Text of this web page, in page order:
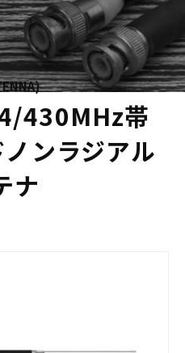
430MHz帯
ンラジアル
ナ